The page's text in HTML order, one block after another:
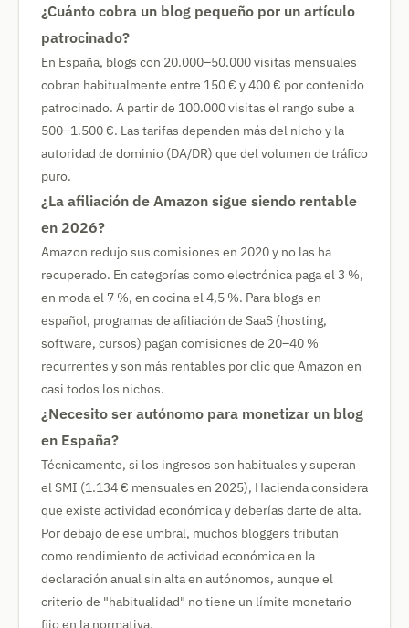
¿Cuánto cobra un blog pequeño por un artículo
patrocinado?
En España, blogs con 20.000–50.000 visitas mensuales
cobran habitualmente entre 150 € y 400 € por contenido
patrocinado. A partir de 100.000 visitas el rango sube a
500–1.500 €. Las tarifas dependen más del nicho y la
autoridad de dominio (DA/DR) que del volumen de tráfico
puro.
¿La afiliación de Amazon sigue siendo rentable
en 2026?
Amazon redujo sus comisiones en 2020 y no las ha
recuperado. En categorías como electrónica paga el 3 %,
en moda el 7 %, en cocina el 4,5 %. Para blogs en
español, programas de afiliación de SaaS (hosting,
software, cursos) pagan comisiones de 20–40 %
recurrentes y son más rentables por clic que Amazon en
casi todos los nichos.
¿Necesito ser autónomo para monetizar un blog
en España?
Técnicamente, si los ingresos son habituales y superan
el SMI (1.134 € mensuales en 2025), Hacienda considera
que existe actividad económica y deberías darte de alta.
Por debajo de ese umbral, muchos bloggers tributan
como rendimiento de actividad económica en la
declaración anual sin alta en autónomos, aunque el
criterio de "habitualidad" no tiene un límite monetario
fijo en la normativa.